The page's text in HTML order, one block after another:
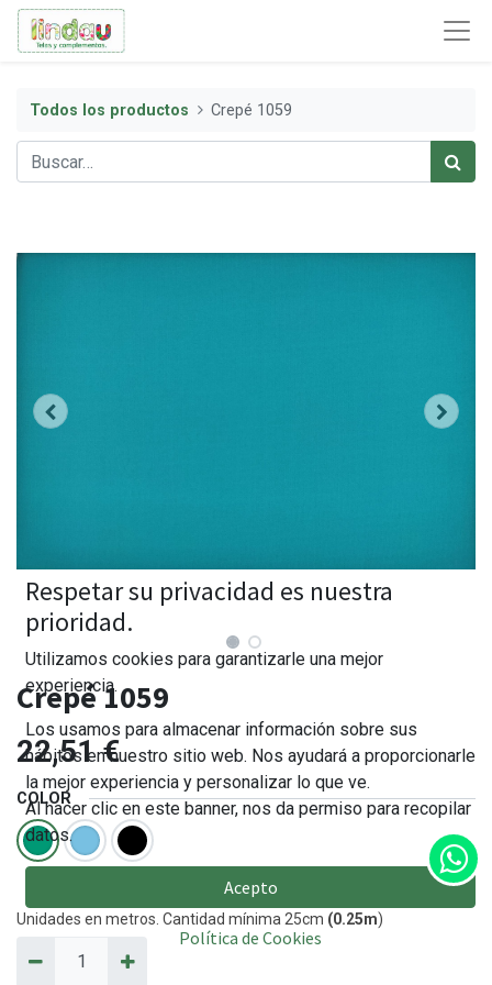
Todos los productos Crepé 1059
Crepé 1059
22,51€
COLOR
Unidades en metros. Cantidad mínima 25cm (0.25m)
Respetar su privacidad es nuestra
prioridad.
Utilizamos cookies para garantizarle una mejor
experiencia.
Los usamos para almacenar información sobre sus
hábitos en nuestro sitio web. Nos ayudará a proporcionarle
la mejor experiencia y personalizar lo que ve.
Al hacer clic en este banner, nos da permiso para recopilar
datos.
Acepto
Política de Cookies